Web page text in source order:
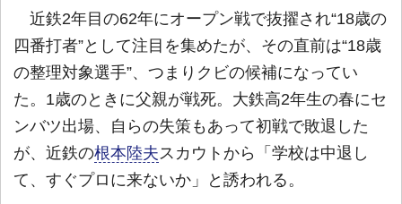
近鉄2年目の62年にオープン戦で抜擢され“18歳の
四番打者”として注目を集めたが、その直前は“18歳
の整理対象選手”、つまりクビの候補になってい
た。1歳のときに父親が戦死。大鉄高2年生の春にセ
ンバツ出場、自らの失策もあって初戦で敗退した
が、近鉄の根本陸夫 スカウトから「学校は中退し
て、すぐプロに来ないか」と誘われる。